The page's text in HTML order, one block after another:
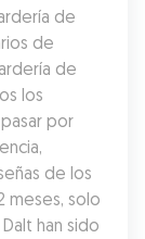
de
de
de
los
por
de los
meses, solo
han sido